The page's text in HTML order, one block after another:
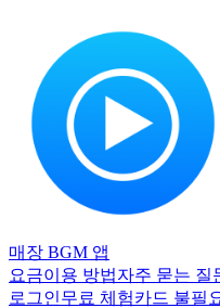
매장 BGM 앱
요금이용 방법자주 묻는 질
로그인무료 체험카드 불필